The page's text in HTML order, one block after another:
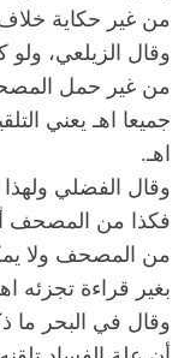
من غير حكاية
وقال الزيلعي،
من غير حمل
جميعا اهـ يعني
اهـ.
وقال الفضلي
فكذا من المصحف
من المصحف ولا
بغير قراءة تجزئه
وقال في البحر ما